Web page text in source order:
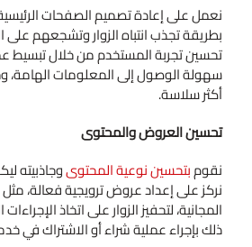
نعمل على إعادة تصميم الصفحات
بطريقة تجذب انتباه الزوار وتشجعهم
تحسين تجربة المستخدم من خلال تبسيط
سهولة الوصول إلى المعلومات الهامة،
أكثر سلاسة.
تحسين العروض والمحتوى
نقومبتحسين نوعية المحتوىوجاذبيته
نركز على إعداد عروض ترويجية فعالة،
المجانية، لتحفيز الزوار على اتخاذ
ذلك بإجراء عملية شراء أو الاشتراك في